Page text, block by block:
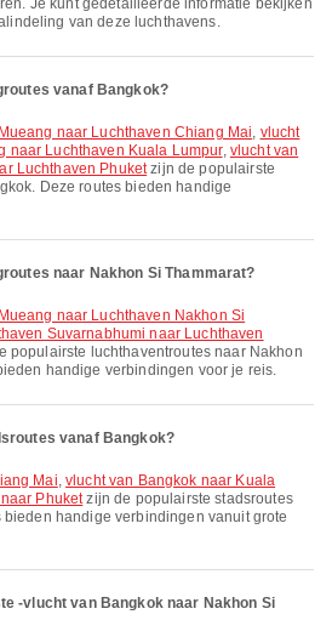
Je kunt gedetailleerde informatie bekijken
van deze luchthavens.
vanaf Bangkok?
naar Luchthaven Chiang Mai, vlucht
naar Luchthaven Kuala Lumpur, vlucht van
Luchthaven Phuketzijn de populairste
Deze routes bieden handige
naar Nakhon Si Thammarat?
Suvarnabhumi naar Luchthaven
populairste luchthaventroutes naar Nakhon
handige verbindingen voor je reis.
vanaf Bangkok?
Mai,vlucht van Bangkok naar Kuala
Phuketzijn de populairste stadsroutes
handige verbindingen vanuit grote
-vlucht van Bangkok naar Nakhon Si